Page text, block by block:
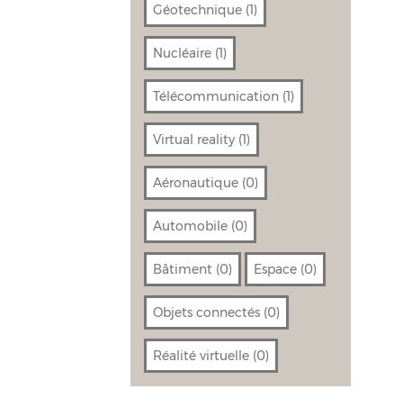
Géotechnique (1)
Nucléaire (1)
Télécommunication (1)
Virtual reality (1)
Aéronautique (0)
Automobile (0)
Bâtiment (0) Espace (0)
Objets connectés (0)
Réalité virtuelle (0)